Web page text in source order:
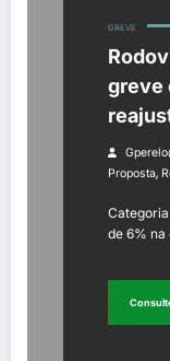
GREVE
greve
Proposta,
de 6%